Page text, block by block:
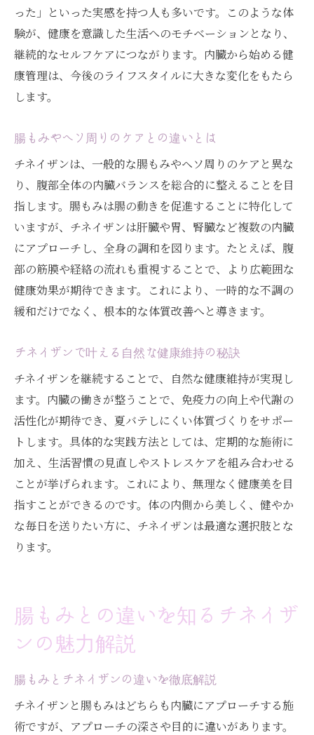
った」といった実感を持つ人も多いです。このような体
験が、健康を意識した生活へのモチベーションとなり、
継続的なセルフケアにつながります。内臓から始める健
康管理は、今後のライフスタイルに大きな変化をもたら
します。
腸もみやヘソ周りのケアとの違いとは
チネイザンは、一般的な腸もみやヘソ周りのケアと異な
り、腹部全体の内臓バランスを総合的に整えることを目
指します。腸もみは腸の動きを促進することに特化して
いますが、チネイザンは肝臓や胃、腎臓など複数の内臓
にアプローチし、全身の調和を図ります。たとえば、腹
部の筋膜や経絡の流れも重視することで、より広範囲な
健康効果が期待できます。これにより、一時的な不調の
緩和だけでなく、根本的な体質改善へと導きます。
チネイザンで叶える自然な健康維持の秘訣
チネイザンを継続することで、自然な健康維持が実現し
ます。内臓の働きが整うことで、免疫力の向上や代謝の
活性化が期待でき、夏バテしにくい体質づくりをサポー
トします。具体的な実践方法としては、定期的な施術に
加え、生活習慣の見直しやストレスケアを組み合わせる
ことが挙げられます。これにより、無理なく健康美を目
指すことができるのです。体の内側から美しく、健やか
な毎日を送りたい方に、チネイザンは最適な選択肢とな
ります。
腸もみとの違いを知るチネイザ
ンの魅力解説
腸もみとチネイザンの違いを徹底解説
チネイザンと腸もみはどちらも内臓にアプローチする施
術ですが、アプローチの深さや目的に違いがあります。